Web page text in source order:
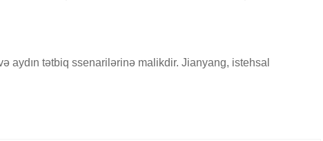
aydın tətbiq ssenarilərinə malikdir. Jianyang, istehsal